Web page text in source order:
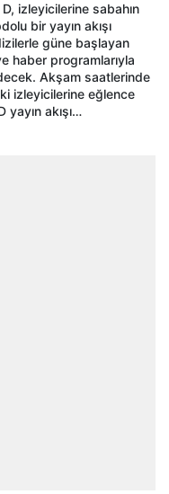
izleyicilerine sabahın
bir yayın akışı
güne başlayan
haber programlarıyla
Akşam saatlerinde
izleyicilerine eğlence
akışı…